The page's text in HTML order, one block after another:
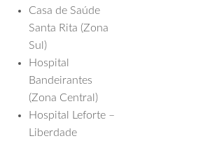
Casa de Saúde
Santa Rita (Zona
Sul)
Hospital
Bandeirantes
(Zona Central)
Hospital Leforte –
Liberdade